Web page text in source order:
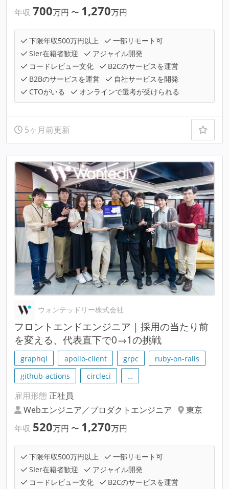
年収 700万円 〜 1,270万円
下限年収500万円以上
一部リモート可
SIer在籍者歓迎
アジャイル開発
コードレビュー文化
B2Cのサービスを運営
B2Bのサービスを運営
自社サービスを開発
CTOがいる
オンラインで選考が受けられる
5ヶ月前更新
ウォンテッドリー株式会社
フロントエンドエンジニア｜採用の当たり前
を変える、代表直下で0→1の挑戦
graphql apollo-client grpc
ruby-on-ralis
github-actions
circleci …
雇用形態 正社員
Webエンジニア／プロダクトエンジニア
東京
年収 520万円 〜 1,270万円
下限年収500万円以上
一部リモート可
SIer在籍者歓迎
アジャイル開発
コードレビュー文化
B2Cのサービスを運営